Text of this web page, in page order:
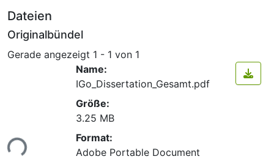
Dateien
Originalbündel
Gerade angezeigt 1 - 1 von 1
Lade...
Name:
IGo_Dissertation_Gesamt.pdf
Größe:
3.25 MB
Format:
Adobe Portable Document